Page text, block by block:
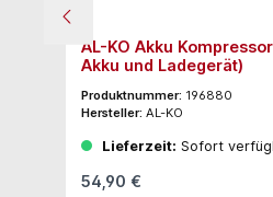
AL-KO Akku
Akku und Ladegerät)
Produktnummer: 196880
Hersteller: AL-KO
Lieferzeit: Sofort
54,90 €